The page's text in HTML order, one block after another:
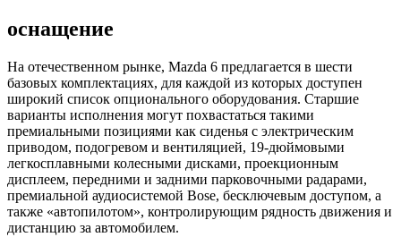
оснащение
На отечественном рынке, Mazda 6 предлагается в шести
базовых комплектациях, для каждой из которых доступен
широкий список опционального оборудования. Старшие
варианты исполнения могут похвастаться такими
премиальными позициями как сиденья с электрическим
приводом, подогревом и вентиляцией, 19-дюймовыми
легкосплавными колесными дисками, проекционным
дисплеем, передними и задними парковочными радарами,
премиальной аудиосистемой Bose, бесключевым доступом, а
также «автопилотом», контролирующим рядность движения и
дистанцию за автомобилем.